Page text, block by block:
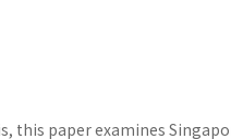
this paper examines